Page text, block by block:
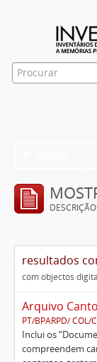
resultados
com objectos
Arquivo
PT/BPARPD/ COL/
Inclui os
compreendem